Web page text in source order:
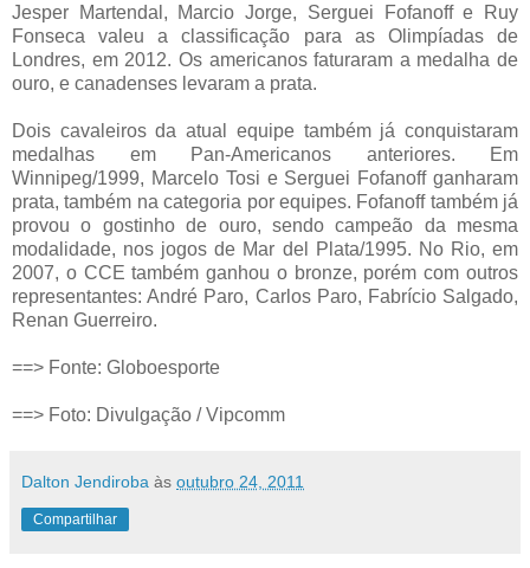
Jesper Martendal, Marcio Jorge, Serguei Fofanoff e Ruy
Fonseca valeu a classificação para as Olimpíadas de
Londres, em 2012. Os americanos faturaram a medalha de
ouro, e canadenses levaram a prata.
Dois cavaleiros da atual equipe também já conquistaram
medalhas em Pan-Americanos anteriores. Em
Winnipeg/1999, Marcelo Tosi e Serguei Fofanoff ganharam
prata, também na categoria por equipes. Fofanoff também já
provou o gostinho de ouro, sendo campeão da mesma
modalidade, nos jogos de Mar del Plata/1995. No Rio, em
2007, o CCE também ganhou o bronze, porém com outros
representantes: André Paro, Carlos Paro, Fabrício Salgado,
Renan Guerreiro.
==> Fonte: Globoesporte
==> Foto: Divulgação / Vipcomm
Dalton Jendiroba às outubro 24, 2011
Compartilhar